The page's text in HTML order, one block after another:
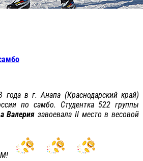
в г. Анапа (Краснодарский край)
по самбо. Студентка 522 группы
Валерия завоевала II место в весовой